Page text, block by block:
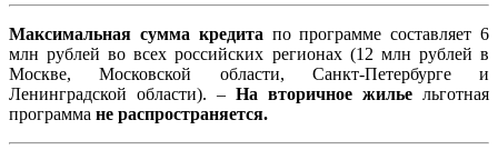
Максимальная сумма кредита по программе составляет 6
млн рублей во всех российских регионах (12 млн рублей в
Москве, Московской области, Санкт-Петербурге и
Ленинградской области). – На вторичное жилье льготная
программа не распространяется.